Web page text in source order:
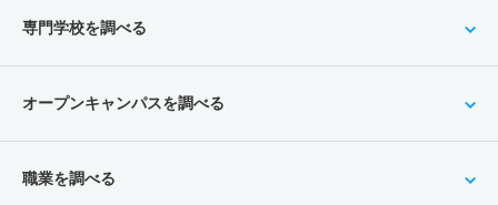
専門学校を調べる
オープンキャンパスを調べる
職業を調べる